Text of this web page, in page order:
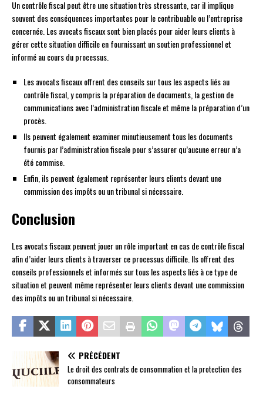
Un contrôle fiscal peut être une situation très stressante, car il implique
souvent des conséquences importantes pour le contribuable ou l’entreprise
concernée. Les avocats fiscaux sont bien placés pour aider leurs clients à
gérer cette situation difficile en fournissant un soutien professionnel et
informé au cours du processus.
Les avocats fiscaux offrent des conseils sur tous les aspects liés au
contrôle fiscal, y compris la préparation de documents, la gestion de
communications avec l’administration fiscale et même la préparation d’un
procès.
Ils peuvent également examiner minutieusement tous les documents
fournis par l’administration fiscale pour s’assurer qu’aucune erreur n’a
été commise.
Enfin, ils peuvent également représenter leurs clients devant une
commission des impôts ou un tribunal si nécessaire.
Conclusion
Les avocats fiscaux peuvent jouer un rôle important en cas de contrôle fiscal
afin d’aider leurs clients à traverser ce processus difficile. Ils offrent des
conseils professionnels et informés sur tous les aspects liés à ce type de
situation et peuvent même représenter leurs clients devant une commission
des impôts ou un tribunal si nécessaire.
PRÉCÉDENT
Le droit des contrats de consommation et la protection des
consommateurs